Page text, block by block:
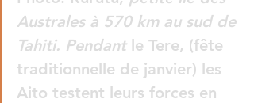
Australes à 570 km au sud de
Tahiti. Pendant le Tere, (fête
traditionnelle de janvier) les
Aito testent leurs forces en